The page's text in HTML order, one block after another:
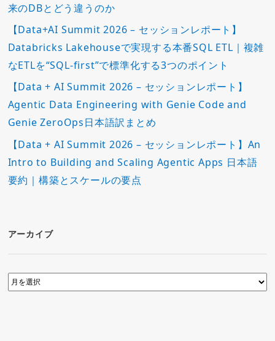
来のDBとどう違うのか
【Data+AI Summit 2026 – セッションレポート】
Databricks Lakehouseで実現する本番SQL ETL｜複雑
なETLを“SQL-first”で標準化する3つのポイント
【Data + AI Summit 2026 – セッションレポート】
Agentic Data Engineering with Genie Code and
Genie ZeroOps日本語訳まとめ
【Data + AI Summit 2026 – セッションレポート】An
Intro to Building and Scaling Agentic Apps 日本語
要約｜構築とスケールの要点
アーカイブ